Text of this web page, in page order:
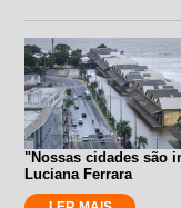
"Nossas cidades são
Luciana Ferrara